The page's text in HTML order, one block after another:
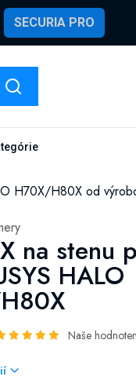
SECURIA PRO
H70X/H80X od
na stenu
HALO
Naše